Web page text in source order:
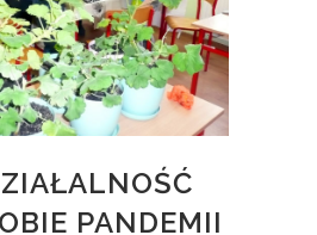
PANDEMII